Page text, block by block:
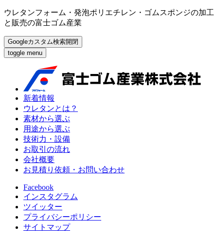
ウレタンフォーム・発泡ポリエチレン・ゴムスポンジの加工
と販売の富士ゴム産業
Googleカスタム検索開閉
toggle menu
新着情報
ウレタンとは？
素材から選ぶ
用途から選ぶ
技術力・設備
お取引の流れ
会社概要
お見積り依頼・お問い合わせ
Facebook
インスタグラム
ツイッター
プライバシーポリシー
サイトマップ